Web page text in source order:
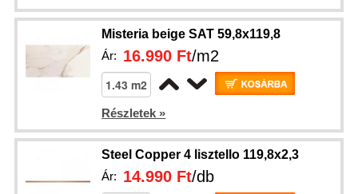
Misteria beige SAT 59,8x119,8
Ár: 16.990 Ft/m2
Részletek »
Steel Copper 4 lisztello 119,8x2,3
Ár: 14.990 Ft/db